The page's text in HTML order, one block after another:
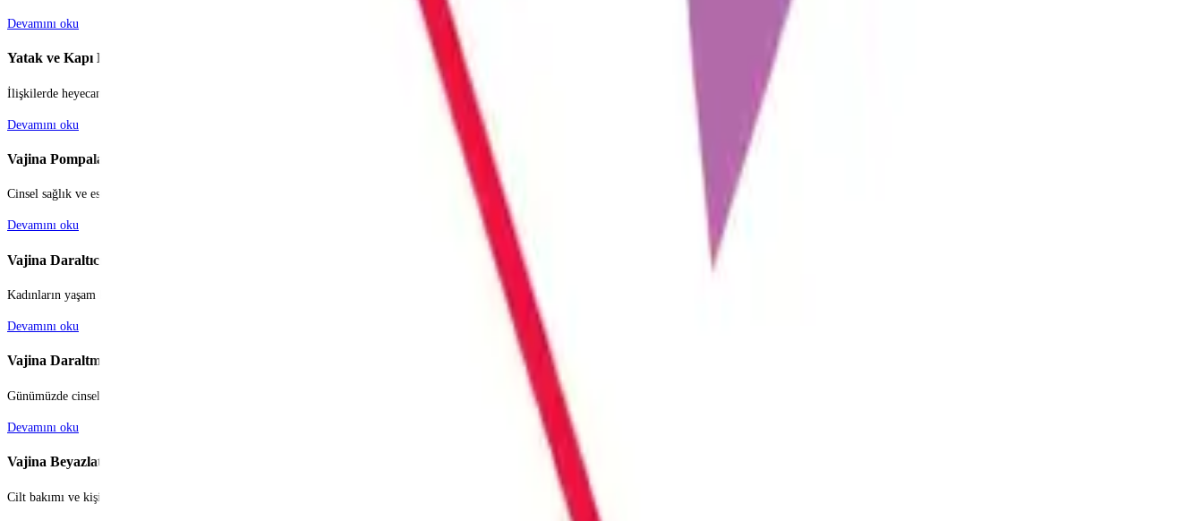
Devamını oku
Yatak ve Kapı Kelepçeleri
İlişkilerde heyecanı ve tutkuyu canlı tutmak, monotonluktan uzaklaşmak çiftlerin bağını güçlendiren en önemli unsurlardan biridir. Farklı...
Devamını oku
Vajina Pompaları
Cinsel sağlık ve esenlik, modern yaşamın ve genel yaşam kalitesinin ayrılmaz bir parçasıdır. Bireylerin veya çiftlerin cinsel hayatlarını...
Devamını oku
Vajina Daraltıcı
Kadınların yaşam kalitesini, özgüvenini ve cinsel sağlığını doğrudan etkileyen unsurlardan biri de vajinal formun korunmasıdır. Zaman içe...
Devamını oku
Vajina Daraltma Makinesi
Günümüzde cinsel sağlık ve yaşam kalitesi, bireylerin ve çiftlerin genel mutluluğu üzerinde doğrudan belirleyici bir rol oynamaktadır. Ka...
Devamını oku
Vajina Beyazlatıcı
Cilt bakımı ve kişisel bakım rutinleri, günümüzde sadece yüz veya vücudun görünen bölgeleriyle sınırlı kalmayıp, estetik ve iyi hissetme...